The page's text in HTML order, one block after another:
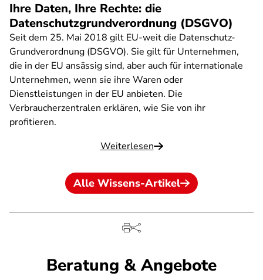
Ihre Daten, Ihre Rechte: die
Datenschutzgrundverordnung (DSGVO)
Seit dem 25. Mai 2018 gilt EU-weit die Datenschutz-
Grundverordnung (DSGVO). Sie gilt für Unternehmen,
die in der EU ansässig sind, aber auch für internationale
Unternehmen, wenn sie ihre Waren oder
Dienstleistungen in der EU anbieten. Die
Verbraucherzentralen erklären, wie Sie von ihr
profitieren.
Weiterlesen
Alle Wissens-Artikel
Beratung & Angebote